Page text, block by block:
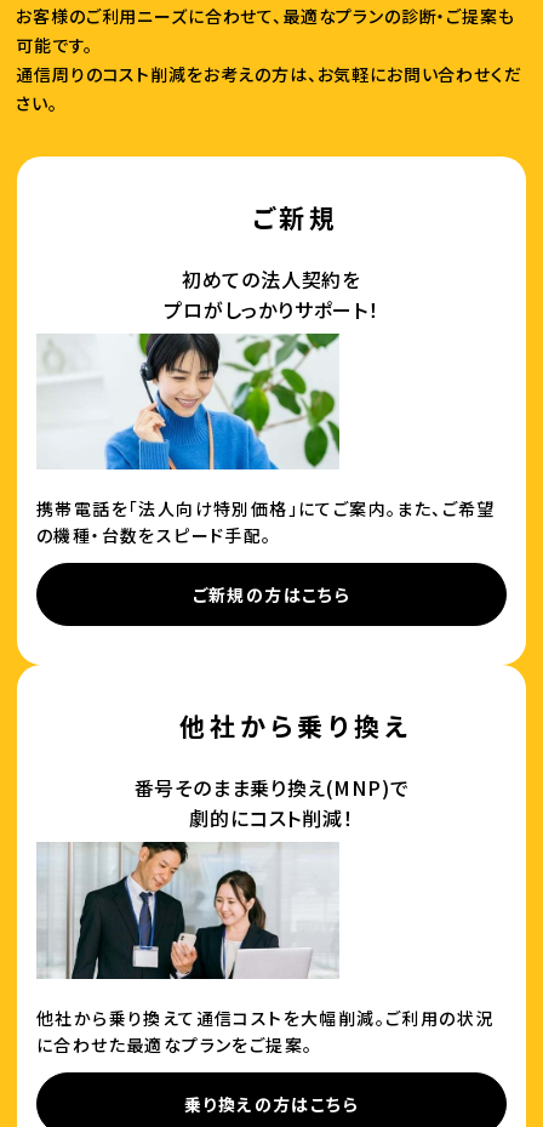
お客様のご利用ニーズに合わせて、最適なプランの診断・ご提案も
可能です。
通信周りのコスト削減をお考えの方は、お気軽にお問い合わせくだ
さい。
ご新規
初めての法人契約を
プロがしっかりサポート！
携帯電話を「法人向け特別価格」にてご案内。また、ご希望
の機種・台数をスピード手配。
ご新規の方はこちら
他社から乗り換え
番号そのまま乗り換え(MNP)で
劇的にコスト削減！
他社から乗り換えて通信コストを大幅削減。ご利用の状況
に合わせた最適なプランをご提案。
乗り換えの方はこちら